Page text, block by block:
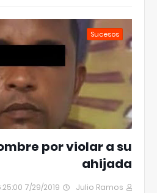
Sucesos
por violar a su
ahijada
Julio Ramos 7/29/2019 06:25:00 م